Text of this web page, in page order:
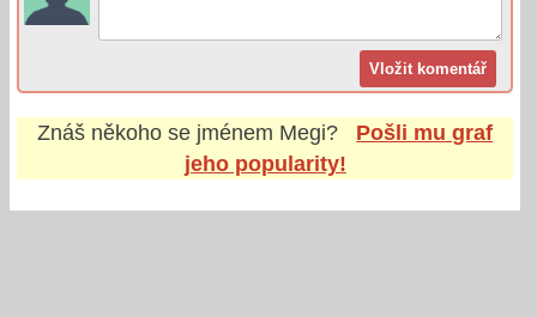
Znáš někoho se jménem Megi?
Pošli mu graf
jeho popularity!